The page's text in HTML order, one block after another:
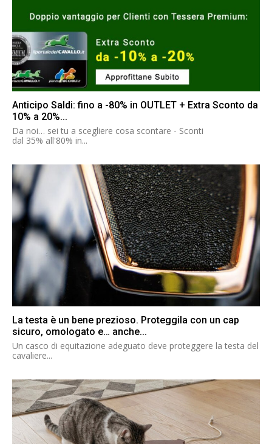
Anticipo Saldi: fino a -80% in OUTLET + Extra Sconto da
10% a 20%...
Da noi… sei tu a scegliere cosa scontare - Sconti
dal 35% all'80% in...
La testa è un bene prezioso. Proteggila con un cap
sicuro, omologato e… anche...
Un casco di equitazione adeguato deve proteggere la testa del
cavaliere...